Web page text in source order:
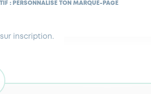
: PERSONNALISE TON MARQUE-PAGE
inscription.